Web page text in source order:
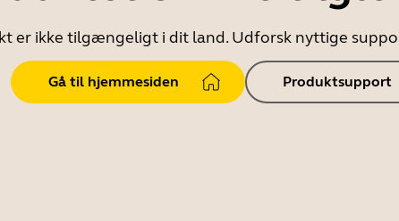
er ikke tilgængeligt i dit land. Udforsk nyttige
Gå til hjemmesiden Produktsupport